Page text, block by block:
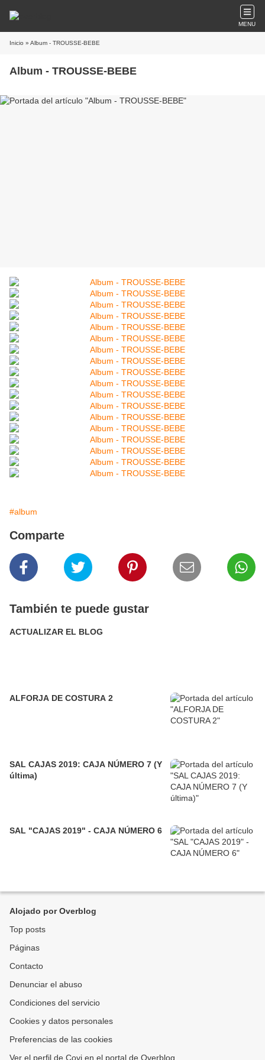
MENU
Inicio » Album - TROUSSE-BEBE
Album - TROUSSE-BEBE
#album
Comparte
También te puede gustar
ACTUALIZAR EL BLOG
ALFORJA DE COSTURA 2
SAL CAJAS 2019: CAJA NÚMERO 7 (Y
última)
SAL "CAJAS 2019" - CAJA NÚMERO 6
Alojado por Overblog
Top posts
Páginas
Contacto
Denunciar el abuso
Condiciones del servicio
Cookies y datos personales
Preferencias de las cookies
Ver el perfil de Covi en el portal de Overblog